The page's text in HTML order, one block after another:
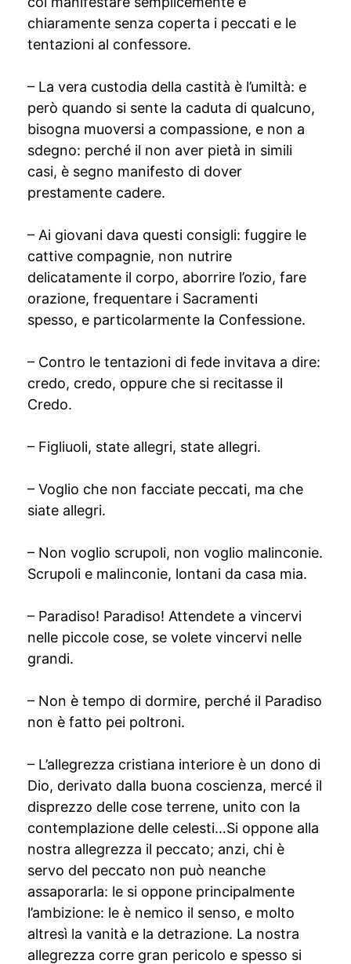
chiaramente senza coperta i peccati e le
tentazioni al confessore.
– La vera custodia della castità è l’umiltà: e
però quando si sente la caduta di qualcuno,
bisogna muoversi a compassione, e non a
sdegno: perché il non aver pietà in simili
casi, è segno manifesto di dover
prestamente cadere.
– Ai giovani dava questi consigli: fuggire le
cattive compagnie, non nutrire
delicatamente il corpo, aborrire l’ozio, fare
orazione, frequentare i Sacramenti
spesso, e particolarmente la Confessione.
– Contro le tentazioni di fede invitava a dire:
credo, credo, oppure che si recitasse il
Credo.
– Figliuoli, state allegri, state allegri.
– Voglio che non facciate peccati, ma che
siate allegri.
– Non voglio scrupoli, non voglio malinconie.
Scrupoli e malinconie, lontani da casa mia.
– Paradiso! Paradiso! Attendete a vincervi
nelle piccole cose, se volete vincervi nelle
grandi.
– Non è tempo di dormire, perché il Paradiso
non è fatto pei poltroni.
– L’allegrezza cristiana interiore è un dono di
Dio, derivato dalla buona coscienza, mercé il
disprezzo delle cose terrene, unito con la
contemplazione delle celesti…Si oppone alla
nostra allegrezza il peccato; anzi, chi è
servo del peccato non può neanche
assaporarla: le si oppone principalmente
l’ambizione: le è nemico il senso, e molto
altresì la vanità e la detrazione. La nostra
allegrezza corre gran pericolo e spesso si